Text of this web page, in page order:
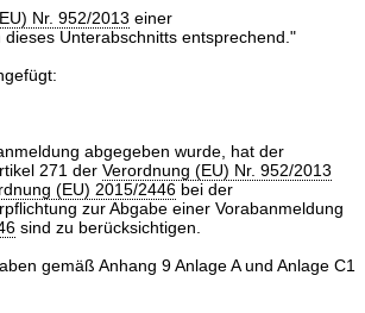
Nr. 952/2013 einer
Unterabschnitts entsprechend."
abgegeben wurde, hat der
271 der Verordnung (EU) Nr. 952/2013
(EU) 2015/2446bei der
zur Abgabe einer Vorabanmeldung
sind zu berücksichtigen.
gemäß Anhang 9 Anlage A und Anlage C1